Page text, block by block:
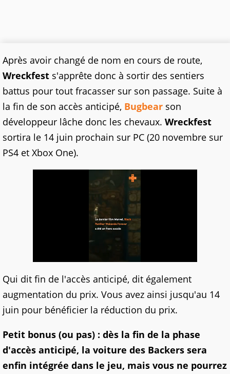
Après avoir changé de nom en cours de route,
Wreckfest s'apprête donc à sortir des sentiers
battus pour tout fracasser sur son passage. Suite à
la fin de son accès anticipé, Bugbear son
développeur lâche donc les chevaux. Wreckfest
sortira le 14 juin prochain sur PC (20 novembre sur
PS4 et Xbox One).
Qui dit fin de l'accès anticipé, dit également
augmentation du prix. Vous avez ainsi jusqu'au 14
juin pour bénéficier la réduction du prix.
Petit bonus (ou pas) : dès la fin de la phase
d'accès anticipé, la voiture des Backers sera
enfin intégrée dans le jeu, mais vous ne pourrez